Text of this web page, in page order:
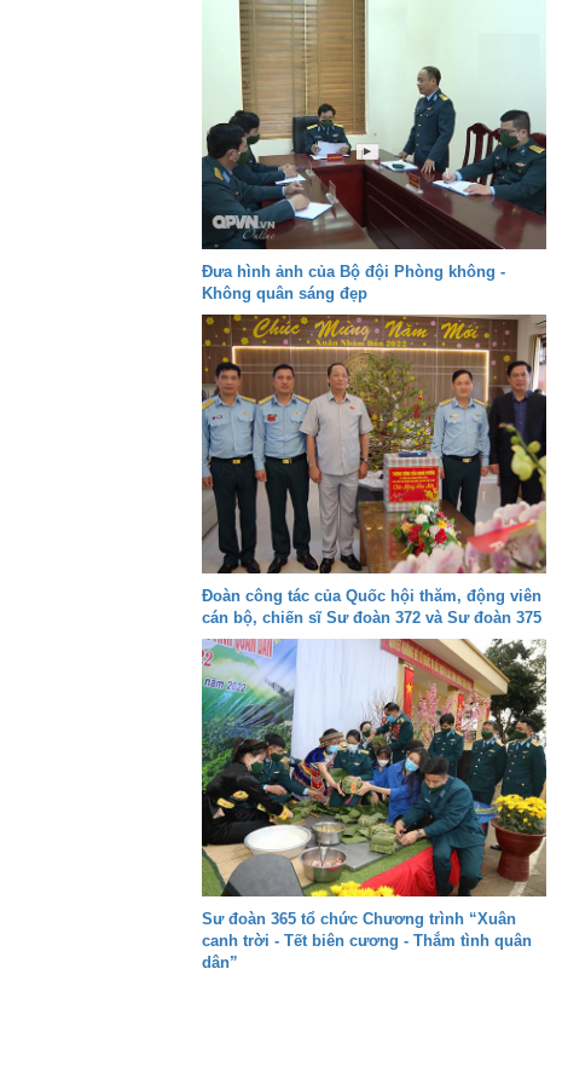
Đưa hình ảnh của Bộ đội Phòng không -
Không quân sáng đẹp
Đoàn công tác của Quốc hội thăm, động viên
cán bộ, chiến sĩ Sư đoàn 372 và Sư đoàn 375
Sư đoàn 365 tổ chức Chương trình “Xuân
canh trời - Tết biên cương - Thắm tình quân
dân”